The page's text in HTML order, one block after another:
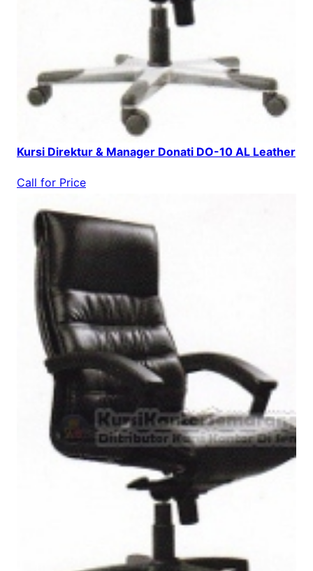
Kursi Direktur & Manager Donati DO-10 AL Leather
Call for Price